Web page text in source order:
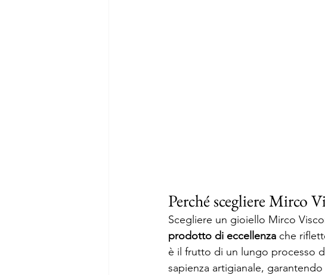
Perché scegliere Mirco
Scegliere un gioiello Mirco
prodotto di eccellenza che
è il frutto di un lungo processo
sapienza artigianale,